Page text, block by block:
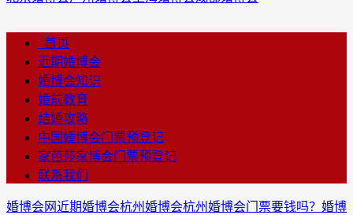
首页
近期婚博会
婚博会知识
婚前教育
结婚攻略
中国婚博会门票预登记
家芭莎家博会门票预登记
联系我们
婚博会网近期婚博会杭州婚博会杭州婚博会门票要钱吗？婚博